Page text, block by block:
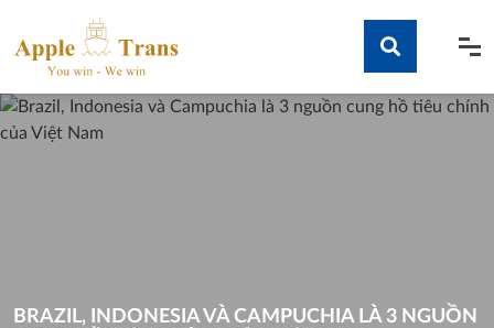
content
Tìm kiếm
BRAZIL, INDONESIA VÀ CAMPUCHIA LÀ 3 NGUỒN